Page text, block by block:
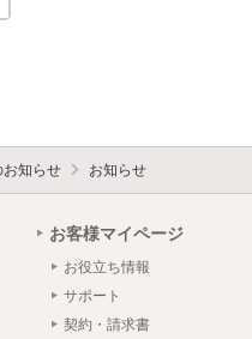
お知らせ お知らせ
お客様マイページ
お役立ち情報
サポート
契約・請求書